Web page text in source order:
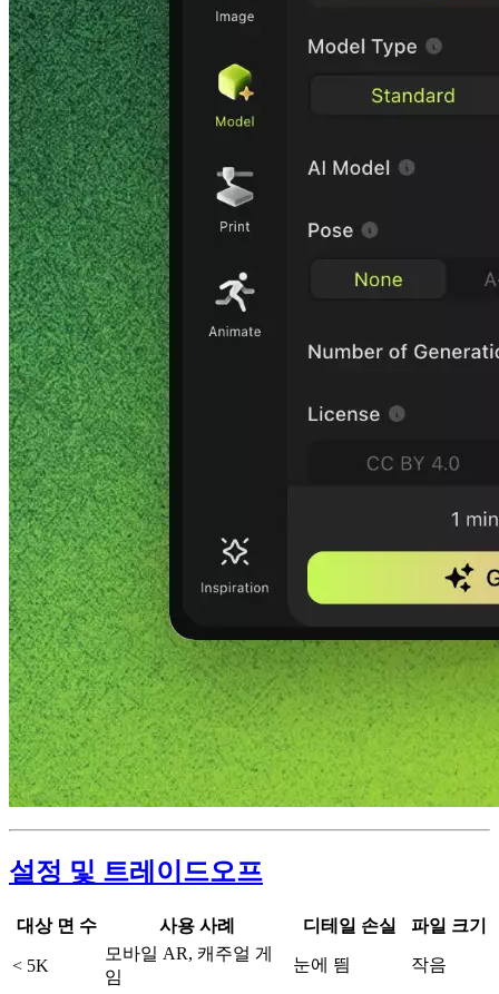
설정 및 트레이드오프
대상 면 수 사용 사례 디테일 손실 파일 크기
< 5K
모바일 AR, 캐주얼 게
임
눈에 띔 작음